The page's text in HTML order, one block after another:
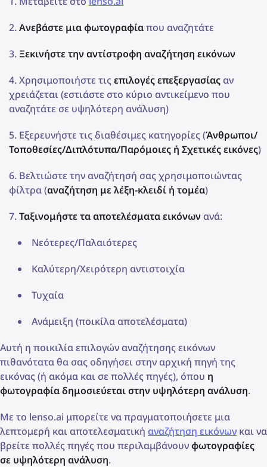
Ανεβάστε μια φωτογραφίαπου αναζητάτε
Ξεκινήστε την αντίστροφη αναζήτηση εικόνων
Χρησιμοποιήστε τις επιλογές επεξεργασίαςαν
χρειάζεται (εστιάστε στο κύριο αντικείμενο που
αναζητάτε σε υψηλότερη ανάλυση)
Εξερευνήστε τις διαθέσιμες κατηγορίες (Άνθρωποι/
Τοποθεσίες/Διπλότυπα/Παρόμοιες ή Σχετικές εικόνες)
Βελτιώστε την αναζήτησή σας χρησιμοποιώντας
φίλτρα (αναζήτηση με λέξη-κλειδί ή τομέα)
Ταξινομήστε τα αποτελέσματα εικόνωνανά:
Νεότερες/Παλαιότερες
Καλύτερη/Χειρότερη αντιστοιχία
Τυχαία
Ανάμειξη (ποικίλα αποτελέσματα)
Αυτή η ποικιλία επιλογών αναζήτησης εικόνων
πιθανότατα θα σας οδηγήσει στην αρχική πηγή της
εικόνας (ή ακόμα και σε πολλές πηγές), όπου η
φωτογραφία δημοσιεύεται στην υψηλότερη ανάλυση.
Με το lenso.ai μπορείτε να πραγματοποιήσετε μια
λεπτομερή και αποτελεσματική αναζήτηση εικόνων και να
βρείτε πολλές πηγές που περιλαμβάνουνφωτογραφίες
σε υψηλότερη ανάλυση.